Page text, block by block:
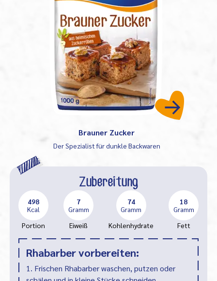
Brauner Zucker
Der Spezialist für dunkle Backwaren
Zubereitung
498
Kcal
Portion
7
Gramm
Eiweiß
74
Gramm
Kohlenhydrate
18
Gramm
Fett
Rhabarber vorbereiten:
1. Frischen Rhabarber waschen, putzen oder